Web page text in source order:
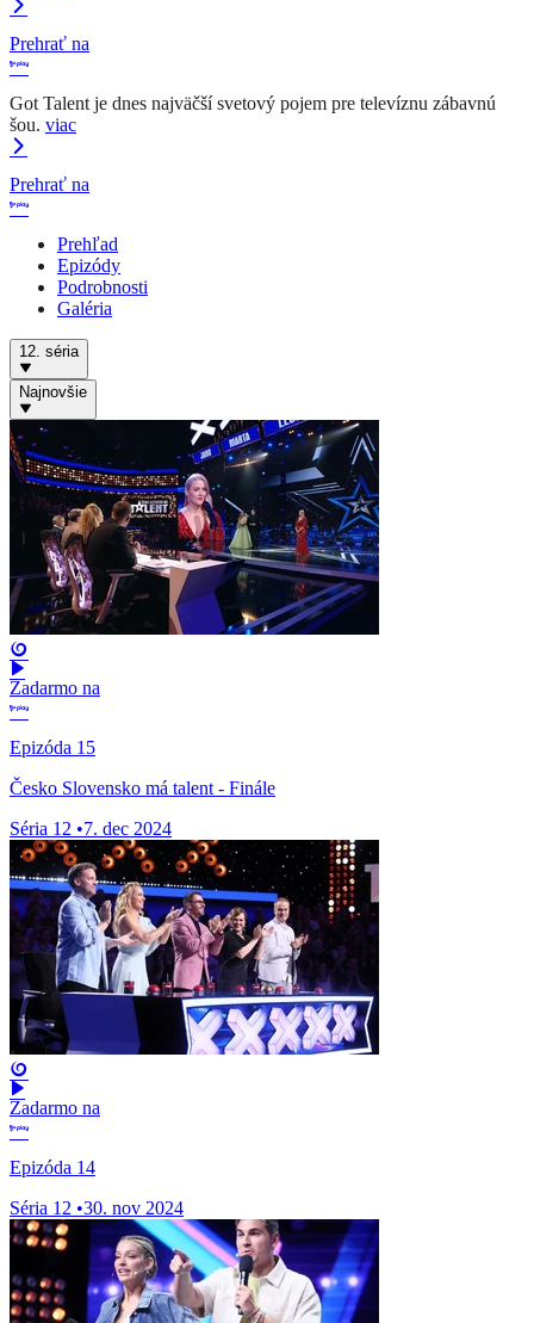
Prehrať na
Got Talent je dnes najväčší svetový pojem pre televíznu zábavnú
šou. viac
Prehrať na
Prehľad
Epizódy
Podrobnosti
Galéria
12. séria
Najnovšie
Zadarmo na
Epizóda 15
Česko Slovensko má talent - Finále
Séria 12 •7. dec 2024
Zadarmo na
Epizóda 14
Séria 12 •30. nov 2024